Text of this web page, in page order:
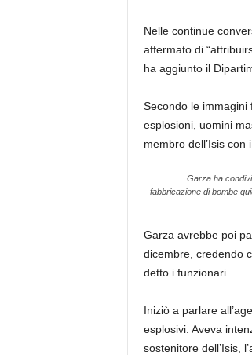
Nelle continue
affermato di
ha aggiunto il
Secondo le immagini
esplosioni, uomini
membro dell’Isis con
Garza ha
fabbricazione di bombe
Garza avrebbe poi
dicembre, credendo
detto i funzionari.
Iniziò a parlare
esplosivi. Aveva
sostenitore dell’Isis,